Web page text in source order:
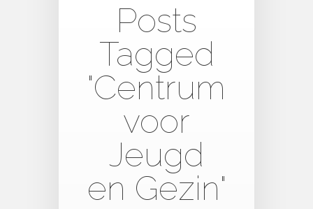
Posts
Tagged
"Centrum
voor
Jeugd
en Gezin"